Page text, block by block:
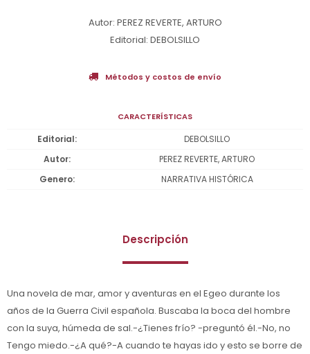
Autor: PEREZ REVERTE, ARTURO
Editorial: DEBOLSILLO
Métodos y costos de envío
CARACTERÍSTICAS
Editorial
DEBOLSILLO
Autor
PEREZ REVERTE, ARTURO
Genero
NARRATIVA HISTÓRICA
Descripción
Una novela de mar, amor y aventuras en el Egeo durante los
años de la Guerra Civil española. Buscaba la boca del hombre
con la suya, húmeda de sal.-¿Tienes frío? -preguntó él.-No, no
Tengo miedo.-¿A qué?-A cuando te hayas ido y esto se borre de